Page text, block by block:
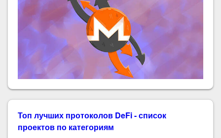
Топ лучших протоколов DeFi - список
проектов по категориям